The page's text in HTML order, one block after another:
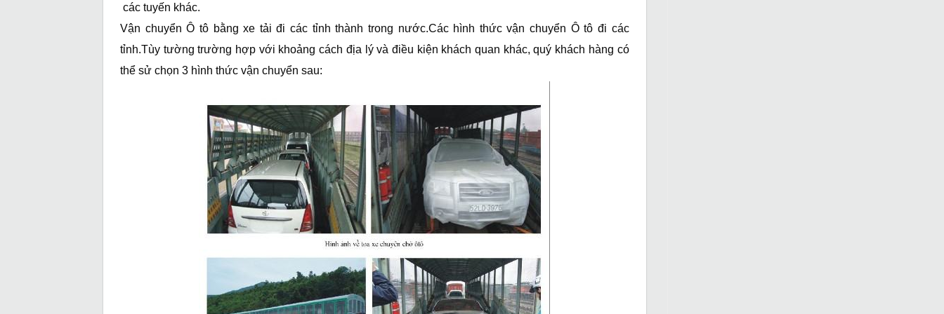
các tuyến khác.
Vận chuyển Ô tô bằng xe tải đi các tỉnh thành trong nước.Các hình thức vận chuyển Ô tô đi các
tỉnh.Tùy tường trường hợp với khoảng cách địa lý và điều kiện khách quan khác, quý khách hàng có
thể sử chọn 3 hình thức vận chuyển sau: